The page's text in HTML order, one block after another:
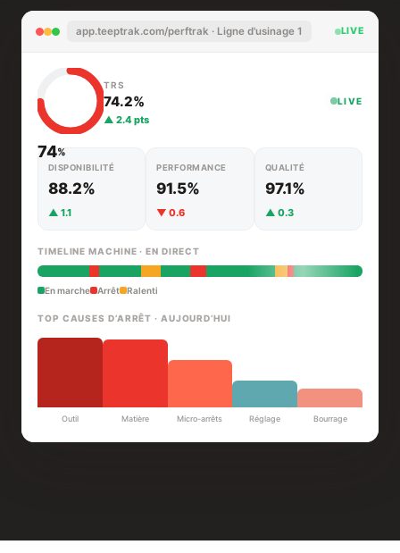
app.teeptrak.com/perftrak · Ligne d'usinage 1 LIVE
74%
TRS
74.2%
▲ 2.4 pts
LIVE
DISPONIBILITÉ
88.2%
▲ 1.1
PERFORMANCE
91.5%
▼ 0.6
QUALITÉ
97.1%
▲ 0.3
TIMELINE MACHINE · EN DIRECT
En marche Arrêt Ralenti
TOP CAUSES D’ARRÊT · AUJOURD’HUI
Outil Matière Micro-arrêts Réglage Bourrage